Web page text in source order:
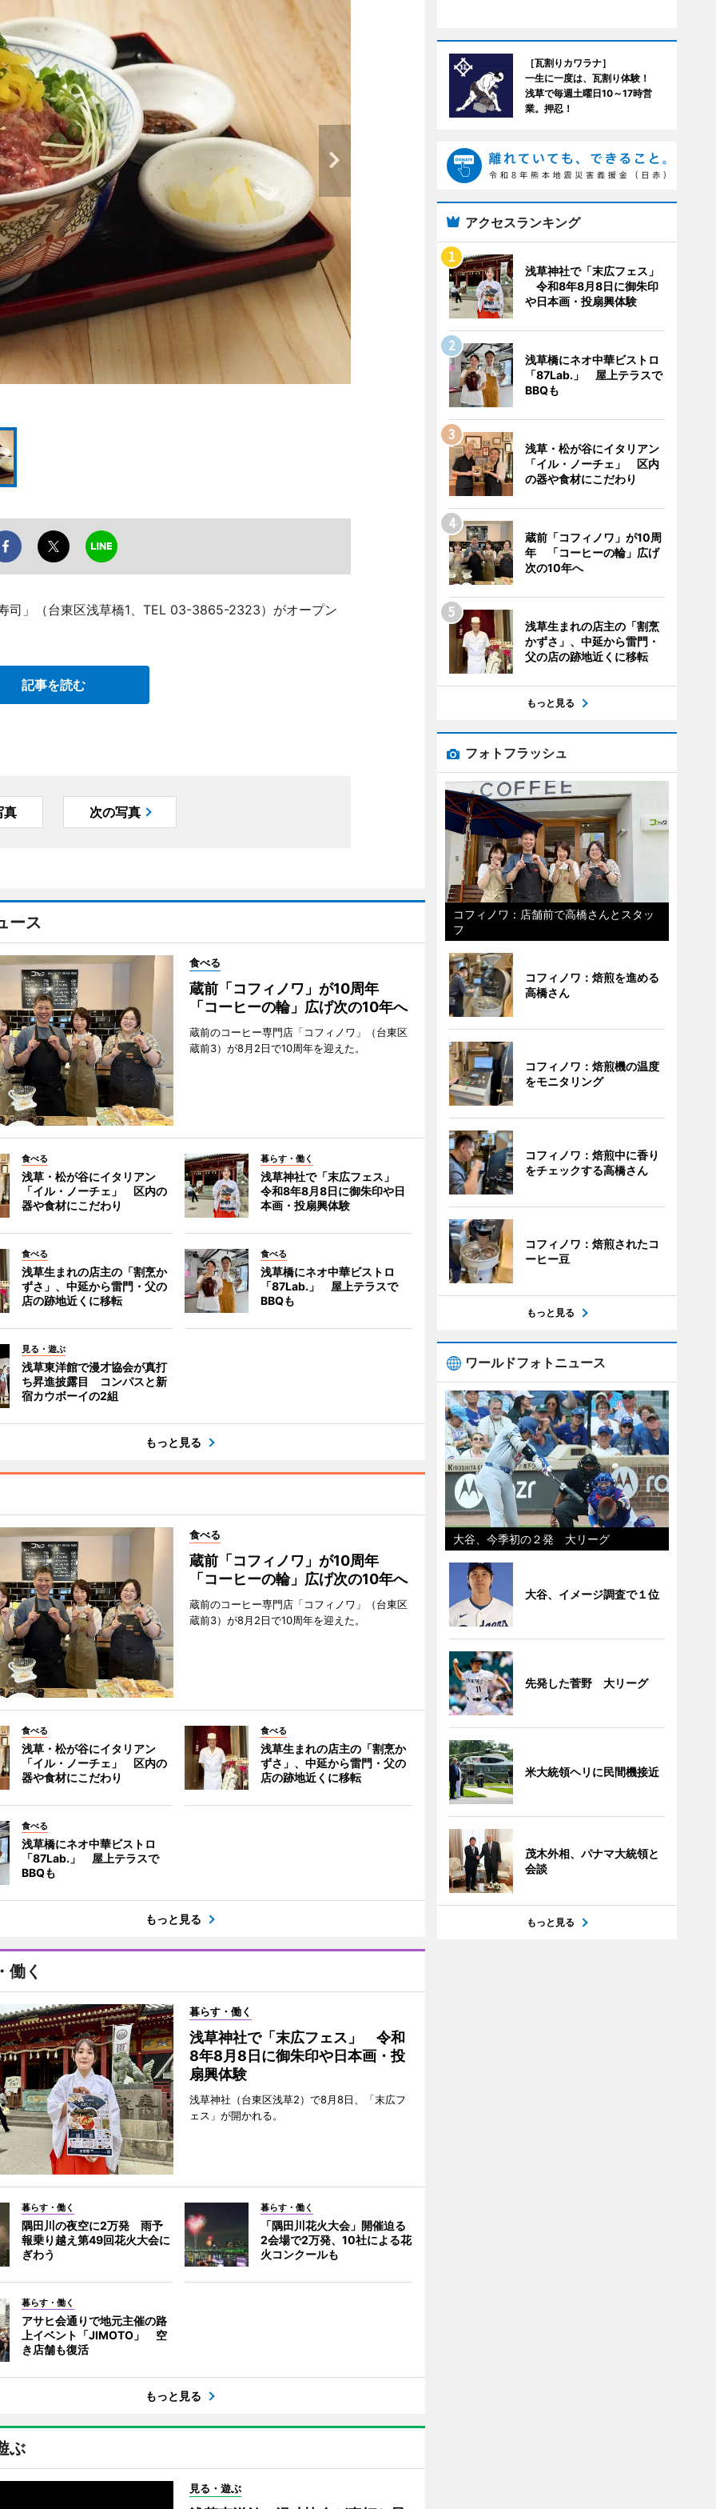
司」（台東区浅草橋1、TEL 03-3865-2323）がオープン
記事を読む
真 次の写真
ース
食べる
蔵前「コフィノワ」が10周年
「コーヒーの輪」広げ次の10年へ
蔵前のコーヒー専門店「コフィノワ」（台東区
蔵前3）が8月2日で10周年を迎えた。
食べる
浅草・松が谷にイタリアン
「イル・ノーチェ」 区内の
器や食材にこだわり
暮らす・働く
浅草神社で「末広フェス」
令和8年8月8日に御朱印や日
本画・投扇興体験
食べる
浅草生まれの店主の「割烹か
ずさ」、中延から雷門・父の
店の跡地近くに移転
食べる
浅草橋にネオ中華ビストロ
「87Lab.」 屋上テラスで
BBQも
見る・遊ぶ
浅草東洋館で漫才協会が真打
ち昇進披露目 コンパスと新
宿カウボーイの2組
もっと見る
食べる
蔵前「コフィノワ」が10周年
「コーヒーの輪」広げ次の10年へ
蔵前のコーヒー専門店「コフィノワ」（台東区
蔵前3）が8月2日で10周年を迎えた。
食べる
浅草・松が谷にイタリアン
「イル・ノーチェ」 区内の
器や食材にこだわり
食べる
浅草生まれの店主の「割烹か
ずさ」、中延から雷門・父の
店の跡地近くに移転
食べる
浅草橋にネオ中華ビストロ
「87Lab.」 屋上テラスで
BBQも
もっと見る
働く
暮らす・働く
浅草神社で「末広フェス」 令和
8年8月8日に御朱印や日本画・投
扇興体験
浅草神社（台東区浅草2）で8月8日、「末広フ
ェス」が開かれる。
暮らす・働く
隅田川の夜空に2万発 雨予
報乗り越え第49回花火大会に
ぎわう
暮らす・働く
「隅田川花火大会」開催迫る
2会場で2万発、10社による花
火コンクールも
暮らす・働く
アサヒ会通りで地元主催の路
上イベント「JIMOTO」 空
き店舗も復活
もっと見る
ぶ
見る・遊ぶ
［瓦割りカワラナ］
一生に一度は、瓦割り体験！
浅草で毎週土曜日10～17時営
業。押忍！
アクセスランキング
浅草神社で「末広フェス」
令和8年8月8日に御朱印
や日本画・投扇興体験
浅草橋にネオ中華ビストロ
「87Lab.」 屋上テラスで
BBQも
浅草・松が谷にイタリアン
「イル・ノーチェ」 区内
の器や食材にこだわり
蔵前「コフィノワ」が10周
年 「コーヒーの輪」広げ
次の10年へ
浅草生まれの店主の「割烹
かずさ」、中延から雷門・
父の店の跡地近くに移転
もっと見る
フォトフラッシュ
コフィノワ：店舗前で高橋さんとスタッ
フ
コフィノワ：焙煎を進める
高橋さん
コフィノワ：焙煎機の温度
をモニタリング
コフィノワ：焙煎中に香り
をチェックする高橋さん
コフィノワ：焙煎されたコ
ーヒー豆
もっと見る
ワールドフォトニュース
大谷、今季初の２発 大リーグ
大谷、イメージ調査で１位
先発した菅野 大リーグ
米大統領ヘリに民間機接近
茂木外相、パナマ大統領と
会談
もっと見る